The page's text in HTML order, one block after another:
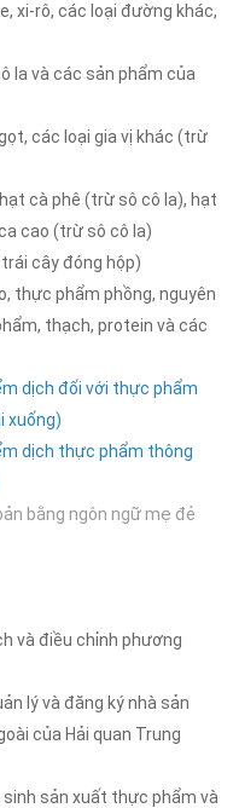
xi-rô, các loại đường khác,
la và các sản phẩm của
các loại gia vị khác (trừ
cà phê (trừ sô cô la), hạt
cao (trừ sô cô la)
cây đóng hộp)
thực phẩm phồng, nguyên
thạch, protein và các
dịch đối với thực phẩm
xuống)
dịch thực phẩm thông
bằng ngôn ngữ mẹ đẻ
và điều chỉnh phương
lý và đăng ký nhà sản
của Hải quan Trung
sản xuất thực phẩm và